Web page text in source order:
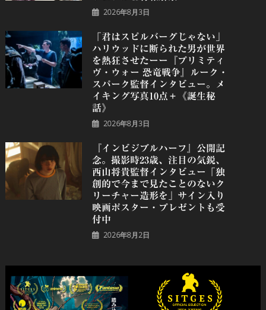
2026年8月3日
「君はスピルバーグじゃない」
ハリウッドに断られた男が世界
を熱狂させたーー『プリミティ
ヴ・ウォー 恐⻯戦争』ルーク・
スパーク監督インタビュー。メ
イキング写真10点＋《誕⽣秘
話》
2026年8月3日
『インビジブルハーフ』公開記
念。撮影時23歳、注目の気鋭、
⻄⼭将貴監督インタビュー「独
創的で今まで見たことのないク
リーチャー造形を」サイン入り
映画ポスター・プレゼントも受
付中
2026年8月2日